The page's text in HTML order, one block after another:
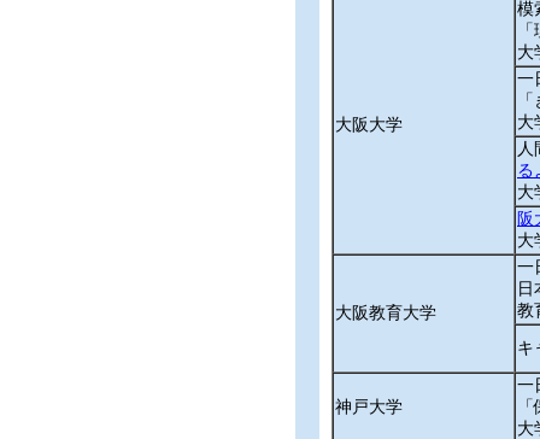
大阪大学
模
大
一
大
る
大
阪
大
大阪教育大学
一
教
キ
神戸大学
一
大